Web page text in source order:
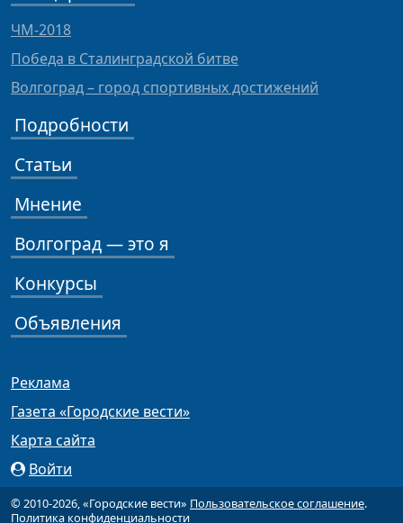
ЧМ-2018
Победа в Сталинградской битве
Волгоград – город спортивных достижений
Подробности
Статьи
Мнение
Волгоград — это я
Конкурсы
Объявления
Реклама
Газета «Городские вести»
Карта сайта
Войти
© 2010-2026, «Городские вести» Пользовательское соглашение.
Политика конфиденциальности